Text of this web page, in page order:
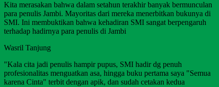
Kita merasakan bahwa dalam setahun terakhir banyak bermunculan
para penulis Jambi. Mayoritas dari mereka menerbitkan bukunya di
SMI. Ini membuktikan bahwa kehadiran SMI sangat berpengaruh
terhadap hadirnya para penulis di Jambi
Wasril Tanjung
"Kala cita jadi penulis hampir pupus, SMI hadir dg penuh
profesionalitas menguatkan asa, hingga buku pertama saya "Semua
karena Cinta" terbit dengan apik, dan sudah cetakan kedua